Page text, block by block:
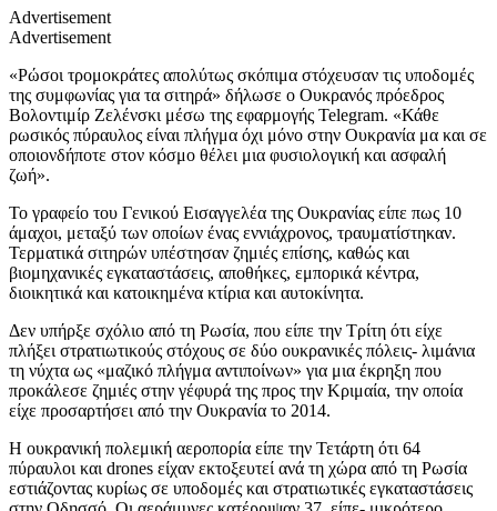
Advertisement
Advertisement
«Ρώσοι τρομοκράτες απολύτως σκόπιμα στόχευσαν τις υποδομές
της συμφωνίας για τα σιτηρά» δήλωσε ο Ουκρανός πρόεδρος
Βολοντιμίρ Ζελένσκι μέσω της εφαρμογής Telegram. «Κάθε
ρωσικός πύραυλος είναι πλήγμα όχι μόνο στην Ουκρανία μα και σε
οποιονδήποτε στον κόσμο θέλει μια φυσιολογική και ασφαλή
ζωή».
Το γραφείο του Γενικού Εισαγγελέα της Ουκρανίας είπε πως 10
άμαχοι, μεταξύ των οποίων ένας εννιάχρονος, τραυματίστηκαν.
Τερματικά σιτηρών υπέστησαν ζημιές επίσης, καθώς και
βιομηχανικές εγκαταστάσεις, αποθήκες, εμπορικά κέντρα,
διοικητικά και κατοικημένα κτίρια και αυτοκίνητα.
Δεν υπήρξε σχόλιο από τη Ρωσία, που είπε την Τρίτη ότι είχε
πλήξει στρατιωτικούς στόχους σε δύο ουκρανικές πόλεις- λιμάνια
τη νύχτα ως «μαζικό πλήγμα αντιποίνων» για μια έκρηξη που
προκάλεσε ζημιές στην γέφυρά της προς την Κριμαία, την οποία
είχε προσαρτήσει από την Ουκρανία το 2014.
Η ουκρανική πολεμική αεροπορία είπε την Τετάρτη ότι 64
πύραυλοι και drones είχαν εκτοξευτεί ανά τη χώρα από τη Ρωσία
εστιάζοντας κυρίως σε υποδομές και στρατιωτικές εγκαταστάσεις